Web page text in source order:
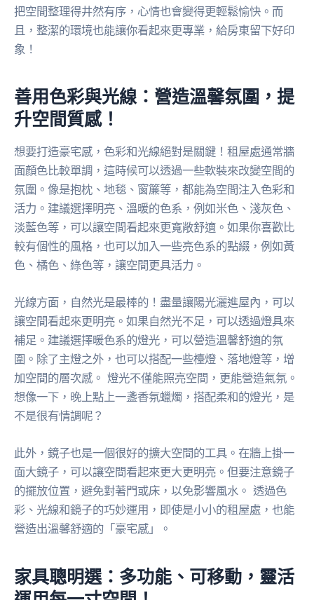
把空間整理得井然有序，心情也會變得更輕鬆愉快。而
且，整潔的環境也能讓你看起來更專業，給房東留下好印
象！
善用色彩與光線：營造溫馨氛圍，提
升空間質感！
想要打造豪宅感，色彩和光線絕對是關鍵！租屋處通常牆
面顏色比較單調，這時候可以透過一些軟裝來改變空間的
氛圍。像是抱枕、地毯、窗簾等，都能為空間注入色彩和
活力。建議選擇明亮、溫暖的色系，例如米色、淺灰色、
淡藍色等，可以讓空間看起來更寬敞舒適。如果你喜歡比
較有個性的風格，也可以加入一些亮色系的點綴，例如黃
色、橘色、綠色等，讓空間更具活力。
光線方面，自然光是最棒的！盡量讓陽光灑進屋內，可以
讓空間看起來更明亮。如果自然光不足，可以透過燈具來
補足。建議選擇暖色系的燈光，可以營造溫馨舒適的氛
圍。除了主燈之外，也可以搭配一些檯燈、落地燈等，增
加空間的層次感。 燈光不僅能照亮空間，更能營造氣氛。
想像一下，晚上點上一盞香氛蠟燭，搭配柔和的燈光，是
不是很有情調呢？
此外，鏡子也是一個很好的擴大空間的工具。在牆上掛一
面大鏡子，可以讓空間看起來更大更明亮。但要注意鏡子
的擺放位置，避免對著門或床，以免影響風水。 透過色
彩、光線和鏡子的巧妙運用，即使是小小的租屋處，也能
營造出溫馨舒適的「豪宅感」。
家具聰明選：多功能、可移動，靈活